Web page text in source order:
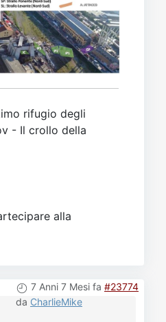
rifugio degli
- Il crollo della
alla
7 Anni 7 Mesi fa #23774
da CharlieMike